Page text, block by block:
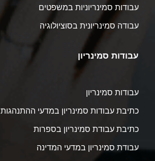
עבודות סמינריוניות במשפטים
עבודה סמינריונית בסוציולוגיה
עבודות סמינריון
עבודות סמינריון
כתיבת עבודות סמינריון במדעי ההתנהגות
כתיבת עבודת סמינריון בספרות
עבודת סמינריון במדעי המדינה